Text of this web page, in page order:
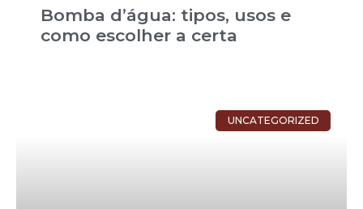
Bomba d’água: tipos, usos e
como escolher a certa
UNCATEGORIZED